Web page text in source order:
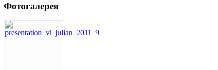
Фотогалерея